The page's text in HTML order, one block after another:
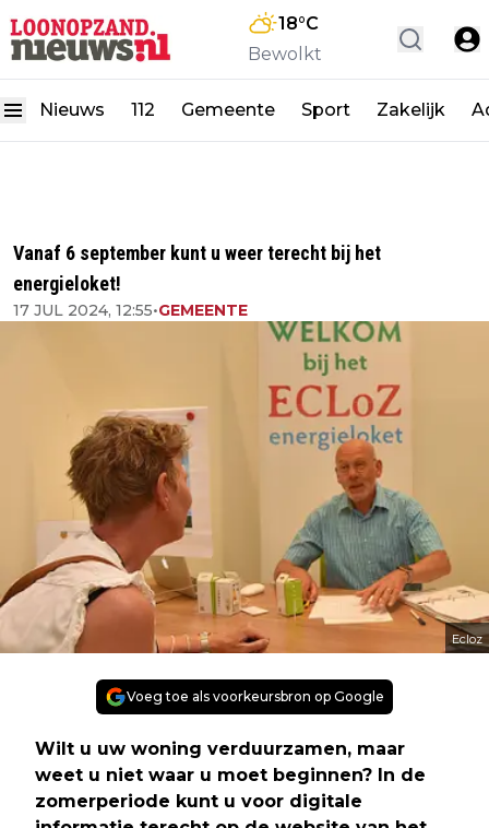
18°C
Bewolkt
Nieuws 112 Gemeente Sport Zakelijk
Vanaf 6 september kunt u weer terecht bij het
energieloket!
17 JUL 2024, 12:55•GEMEENTE
Ecloz
Voeg toe als voorkeursbron op Google
Wilt u uw woning verduurzamen, maar
weet u niet waar u moet beginnen? In de
zomerperiode kunt u voor digitale